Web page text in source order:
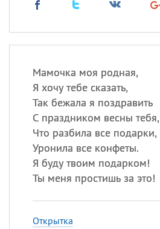
Мамочка моя родная,
Я хочу тебе сказать,
Так бежала я поздравить
С праздником весны тебя,
Что разбила все подарки,
Уронила все конфеты.
Я буду твоим подарком!
Ты меня простишь за это!
Открытка